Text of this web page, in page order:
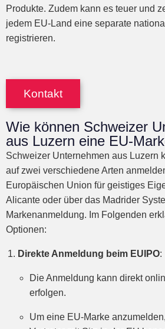
Produkte. Zudem kann es teuer und
jedem EU-Land eine separate
registrieren.
Kontakt
Wie können Schweizer
aus Luzern eine EU-
Schweizer Unternehmen aus Luzern
auf zwei verschiedene Arten
Europäischen Union für geistiges
Alicante oder über das Madrider
Markenanmeldung. Im Folgenden
Optionen:
Direkte Anmeldung beim EUIPO:
Die Anmeldung kann direkt
erfolgen.
Um eine EU-Marke